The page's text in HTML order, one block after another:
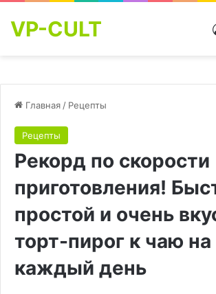
VP-CULT
Главная / Рецепты
Рецепты
Рекорд по скорости
приготовления!
простой и очень
торт-пирог к чаю на
каждый день